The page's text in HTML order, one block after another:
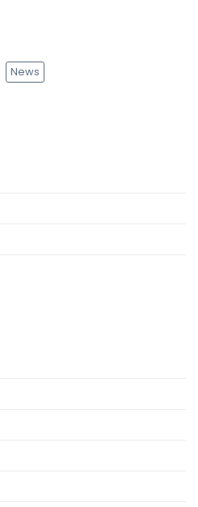
News